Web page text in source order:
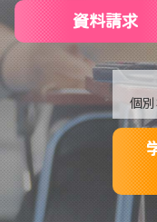
資料請求
個別